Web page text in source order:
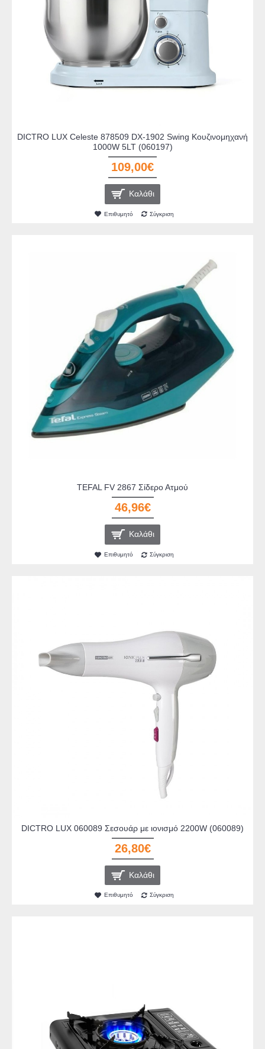
DICTRO LUX Celeste 878509 DX-1902 Swing Κουζινομηχανή
1000W 5LT (060197)
109,00€
Καλάθι
Επιθυμητό Σύγκριση
TEFAL FV 2867 Σίδερο Ατμού
46,96€
Καλάθι
Επιθυμητό Σύγκριση
DICTRO LUX 060089 Σεσουάρ με ιονισμό 2200W (060089)
26,80€
Καλάθι
Επιθυμητό Σύγκριση